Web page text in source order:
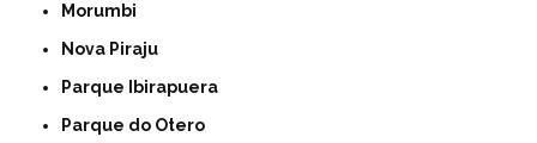
Morumbi
Nova Piraju
Parque Ibirapuera
Parque do Otero